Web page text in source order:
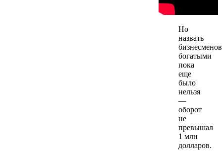
Но
назвать
бизнесменов
богатыми
пока
еще
было
нельзя
—
оборот
не
превышал
1 млн
долларов.